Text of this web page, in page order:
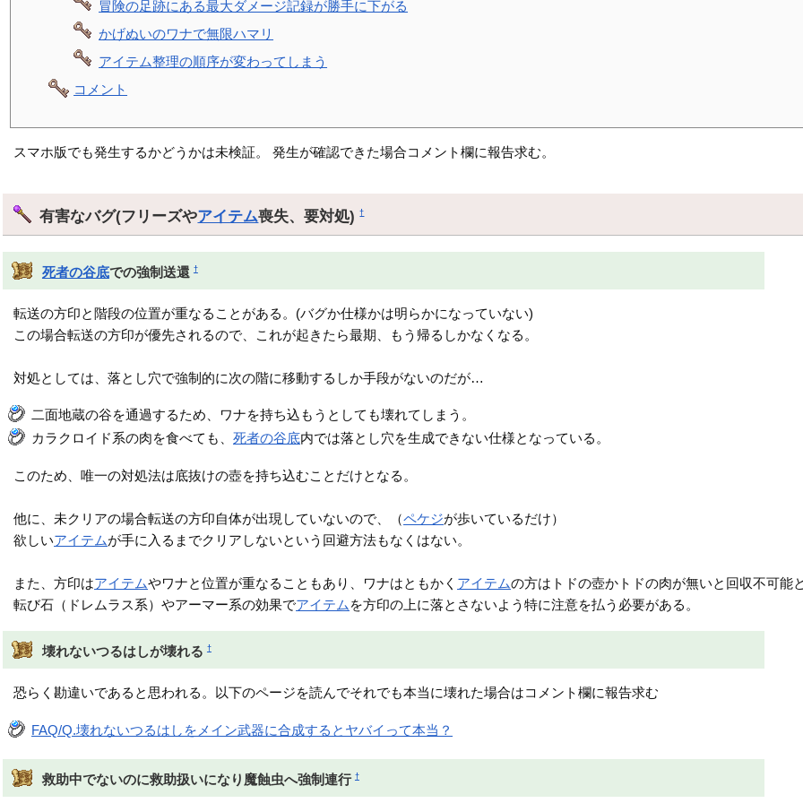
冒険の足跡にある最大ダメージ記録が勝手に下がる
かげぬいのワナで無限ハマリ
アイテム整理の順序が変わってしまう
コメント
スマホ版でも発生するかどうかは未検証。 発生が確認できた場合コメント欄に報告求む。
有害なバグ(フリーズやアイテム喪失、要対処)†
死者の谷底での強制送還 †
転送の方印と階段の位置が重なることがある。(バグか仕様かは明らかになっていない)
この場合転送の方印が優先されるので、これが起きたら最期、もう帰るしかなくなる。
対処としては、落とし穴で強制的に次の階に移動するしか手段がないのだが…
二面地蔵の谷を通過するため、ワナを持ち込もうとしても壊れてしまう。
カラクロイド系の肉を食べても、死者の谷底内では落とし穴を生成できない仕様となっている。
このため、唯一の対処法は底抜けの壺を持ち込むことだけとなる。
他に、未クリアの場合転送の方印自体が出現していないので、（ペケジが歩いているだけ）
欲しいアイテムが手に入るまでクリアしないという回避方法もなくはない。
また、方印はアイテムやワナと位置が重なることもあり、ワナはともかく アイテムの方はトドの壺かトドの肉が無いと回収不可能
転び石（ドレムラス系）やアーマー系の効果でアイテム を方印の上に落とさないよう特に注意を払う必要がある。
壊れないつるはしが壊れる †
恐らく勘違いであると思われる。以下のページを読んでそれでも本当に壊れた場合はコメント欄に報告求む
FAQ/Q.壊れないつるはしをメイン武器に合成するとヤバイって本当？
救助中でないのに救助扱いになり魔蝕虫へ強制連行 †